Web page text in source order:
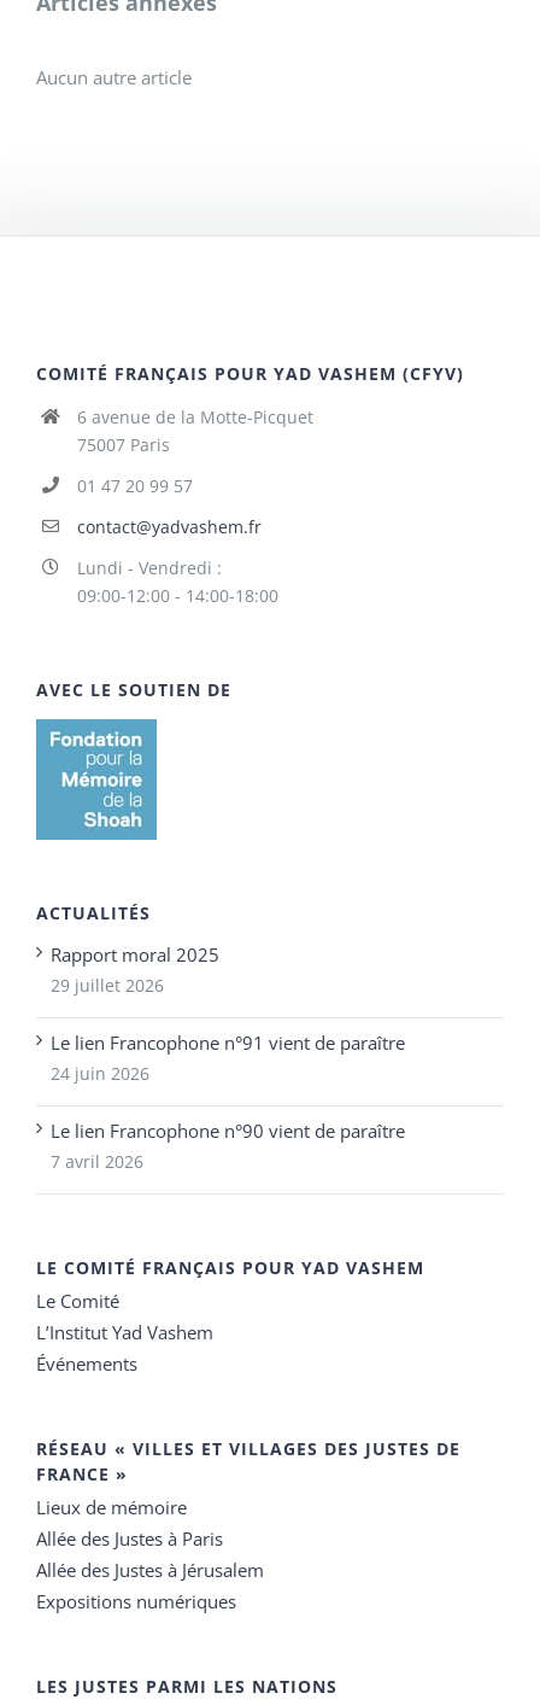
Aucun autre article
COMITÉ FRANÇAIS POUR YAD VASHEM (CFYV)
6 avenue de la Motte-Picquet
75007 Paris
01 47 20 99 57
contact@yadvashem.fr
Lundi - Vendredi :
09:00-12:00 - 14:00-18:00
AVEC LE SOUTIEN DE
ACTUALITÉS
Rapport moral 2025
29 juillet 2026
Le lien Francophone n°91 vient de paraître
24 juin 2026
Le lien Francophone n°90 vient de paraître
7 avril 2026
LE COMITÉ FRANÇAIS POUR YAD VASHEM
Le Comité
L’Institut Yad Vashem
Événements
RÉSEAU « VILLES ET VILLAGES DES JUSTES DE
FRANCE »
Lieux de mémoire
Allée des Justes à Paris
Allée des Justes à Jérusalem
Expositions numériques
LES JUSTES PARMI LES NATIONS